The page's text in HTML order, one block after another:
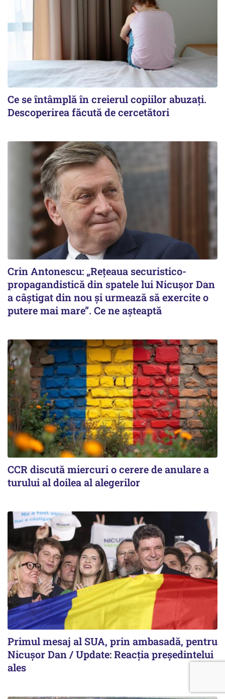
Ce se întâmplă în creierul copiilor abuzați.
Descoperirea făcută de cercetători
Crin Antonescu: „Rețeaua securistico-
propagandistică din spatele lui Nicușor Dan
a câștigat din nou și urmează să exercite o
putere mai mare”. Ce ne așteaptă
CCR discută miercuri o cerere de anulare a
turului al doilea al alegerilor
Primul mesaj al SUA, prin ambasadă, pentru
Nicușor Dan / Update: Reacția președintelui
ales